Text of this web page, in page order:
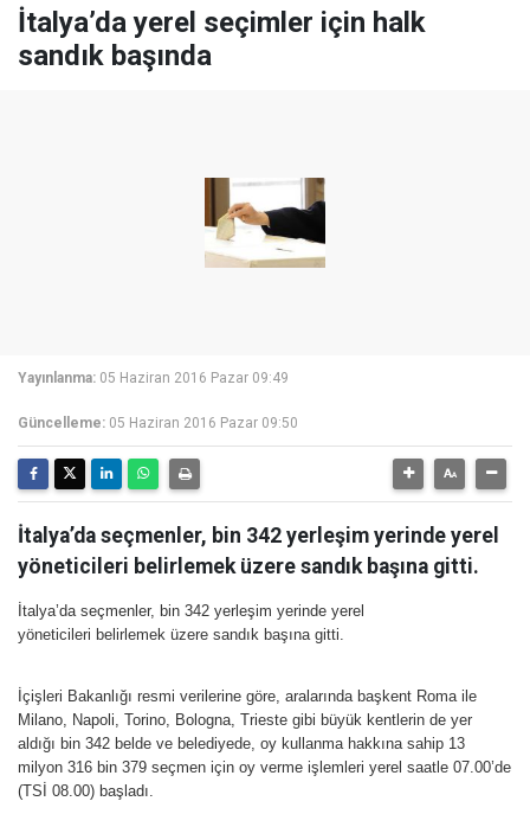
İtalya’da yerel seçimler için halk
sandık başında
Yayınlanma: 05 Haziran 2016 Pazar 09:49
Güncelleme: 05 Haziran 2016 Pazar 09:50
İtalya’da seçmenler, bin 342 yerleşim yerinde yerel
yöneticileri belirlemek üzere sandık başına gitti.
İtalya’da seçmenler, bin 342 yerleşim yerinde yerel
yöneticileri belirlemek üzere sandık başına gitti.
İçişleri Bakanlığı resmi verilerine göre, aralarında başkent Roma ile
Milano, Napoli, Torino, Bologna, Trieste gibi büyük kentlerin de yer
aldığı bin 342 belde ve belediyede, oy kullanma hakkına sahip 13
milyon 316 bin 379 seçmen için oy verme işlemleri yerel saatle 07.00’de
(TSİ 08.00) başladı.